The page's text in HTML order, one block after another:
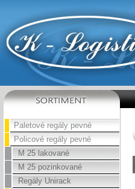
Paletové regály pevné
Policové regály pevné
M 25 lakované
M 25 pozinkované
Regály Unirack